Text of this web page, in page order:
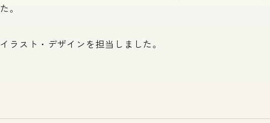
た。
イラスト・デザインを担当しました。